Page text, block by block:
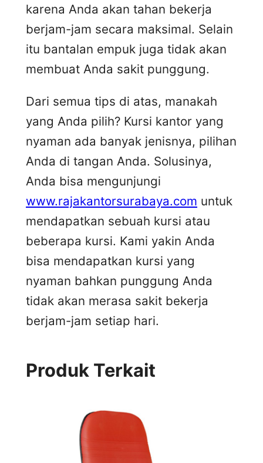
karena Anda akan tahan bekerja
berjam-jam secara maksimal. Selain
itu bantalan empuk juga tidak akan
membuat Anda sakit punggung.
Dari semua tips di atas, manakah
yang Anda pilih? Kursi kantor yang
nyaman ada banyak jenisnya, pilihan
Anda di tangan Anda. Solusinya,
Anda bisa mengunjungi
www.rajakantorsurabaya.com untuk
mendapatkan sebuah kursi atau
beberapa kursi. Kami yakin Anda
bisa mendapatkan kursi yang
nyaman bahkan punggung Anda
tidak akan merasa sakit bekerja
berjam-jam setiap hari.
Produk Terkait